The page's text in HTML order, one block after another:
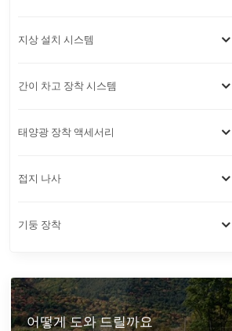
지상 설치 시스템
간이 차고 장착 시스템
태양광 장착 액세서리
접지 나사
기둥 장착
어떻게 도와 드릴까요